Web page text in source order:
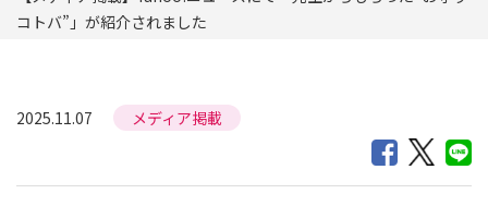
コトバ”」が紹介されました
2025.11.07 メディア掲載